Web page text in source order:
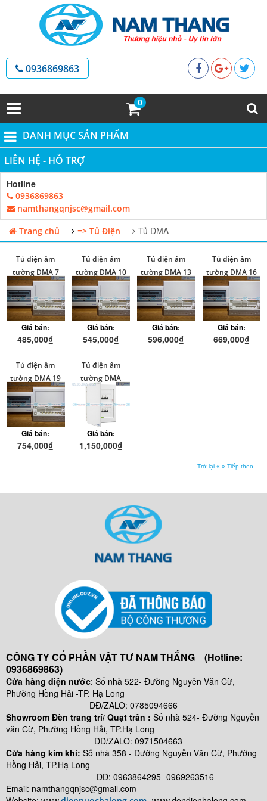
0936869863
0
DANH MỤC SẢN PHẨM
LIÊN HỆ - HỖ TRỢ
Hotline
0936869863
namthangqnjsc@gmail.com
Trang chủ
=> Tủ Điện Tủ DMA
Tủ điện âm
tường DMA 7
modul
Giá bán:
485,000₫
Tủ điện âm
tường DMA 10
modul
Giá bán:
545,000₫
Tủ điện âm
tường DMA 13
modul
Giá bán:
596,000₫
Tủ điện âm
tường DMA 16
modul
Giá bán:
669,000₫
Tủ điện âm
tường DMA 19
modul
Giá bán:
754,000₫
Tủ điện âm
tường DMA
24modul
Giá bán:
1,150,000₫
Trở lại « » Tiếp theo
CÔNG TY CỔ PHẦN VẬT TƯ NAM THẮNG (Hotline:
0936869863)
Cửa hàng điện nước: Số nhà 522- Đường Nguyễn Văn Cừ,
Phường Hồng Hải -TP. Hạ Long
DĐ/ZALO: 0785094666
Showroom Đèn trang trí/ Quạt trần : Số nhà 524- Đường Nguyễn
văn Cừ, Phường Hồng Hải, TP.Hạ Long
DĐ/ZALO: 0971504663
Cửa hàng kim khí: Số nhà 358 - Đường Nguyễn Văn Cừ, Phường
Hồng Hải, TP.Hạ Long
DĐ: 0963864295- 0969263516
Email: namthangqnjsc@gmail.com